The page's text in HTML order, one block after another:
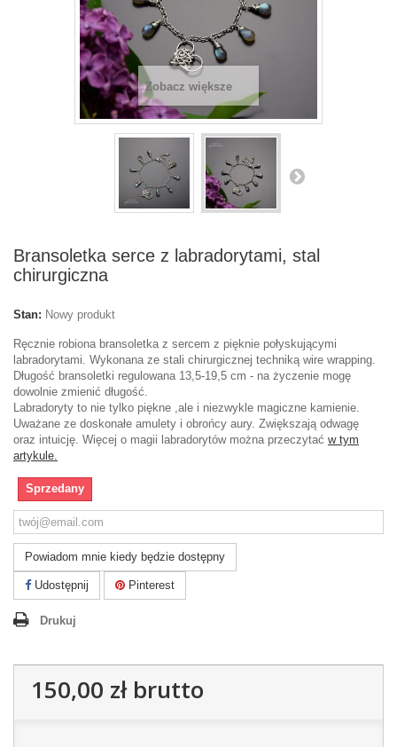
Zobacz większe
Bransoletka serce z labradorytami, stal
chirurgiczna
Stan: Nowy produkt
Ręcznie robiona bransoletka z sercem z pięknie połyskującymi
labradorytami. Wykonana ze stali chirurgicznej techniką wire wrapping.
Długość bransoletki regulowana 13,5-19,5 cm - na życzenie mogę
dowolnie zmienić długość.
Labradoryty to nie tylko piękne ,ale i niezwykle magiczne kamienie.
Uważane ze doskonałe amulety i obrońcy aury. Zwiększają odwagę
oraz intuicję. Więcej o magii labradorytów można przeczytać w tym
artykule.
Sprzedany
Powiadom mnie kiedy będzie dostępny
Udostępnij Pinterest
Drukuj
150,00 złbrutto